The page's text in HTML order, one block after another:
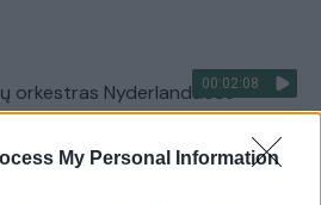
My Personal Information
00:02:08
orkestras Nyderlanduose